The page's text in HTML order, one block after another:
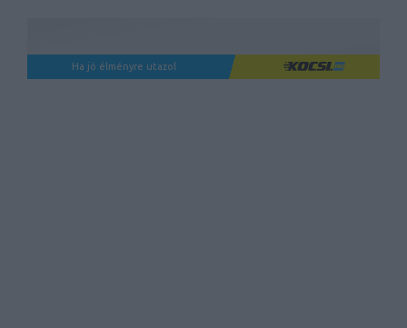
Ha jó élményre utazol